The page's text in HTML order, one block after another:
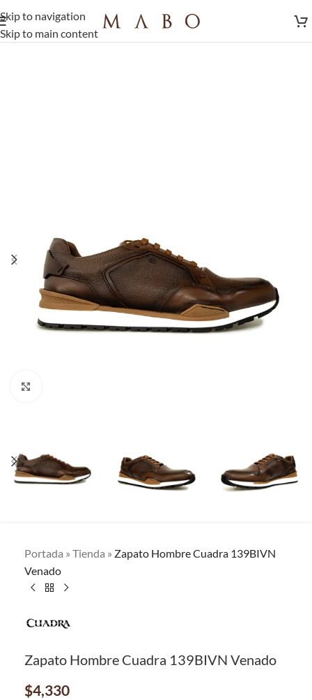
Skip to navigation
Skip to main content
Portada » Tienda » Zapato Hombre Cuadra 139BIVN
Venado
Zapato Hombre Cuadra 139BIVN Venado
$4,330